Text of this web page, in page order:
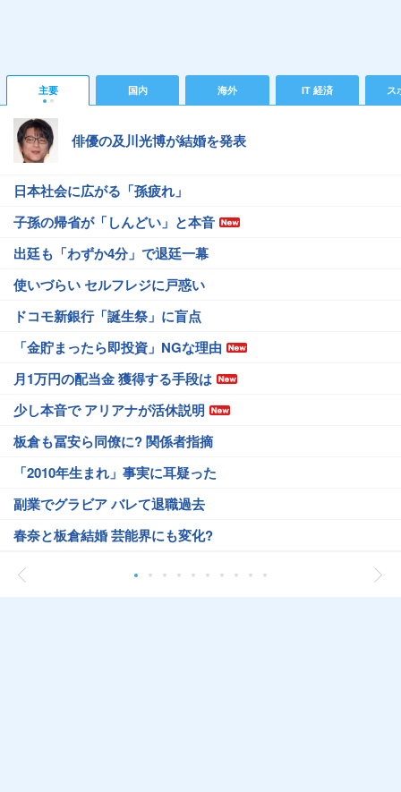
主要 国内 海外 IT 経済 ス
俳優の及川光博が結婚を発表
日本社会に広がる「孫疲れ」
子孫の帰省が「しんどい」と本音
出廷も「わずか4分」で退廷一幕
使いづらい セルフレジに戸惑い
ドコモ新銀行「誕生祭」に盲点
「金貯まったら即投資」NGな理由
月1万円の配当金 獲得する手段は
少し本音で アリアナが活休説明
板倉も冨安ら同僚に? 関係者指摘
「2010年生まれ」事実に耳疑った
副業でグラビア バレて退職過去
春奈と板倉結婚 芸能界にも変化?